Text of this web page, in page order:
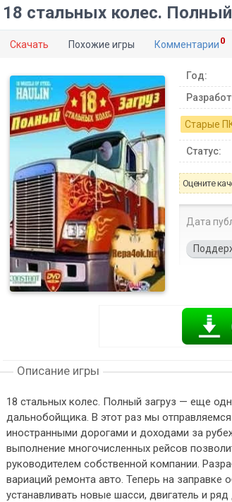
18 стальных колес. Полный
Скачать Похожие игры Комментарии 0
Год:
Старые
Статус:
Оцените
Дата
Описание игры
18 стальных колес. Полный загруз — еще
дальнобойщика. В этот раз мы
иностранными дорогами и доходами за
выполнение многочисленных рейсов
руководителем собственной компании.
вариаций ремонта авто. Теперь на заправке
устанавливать новые шасси, двигатель и